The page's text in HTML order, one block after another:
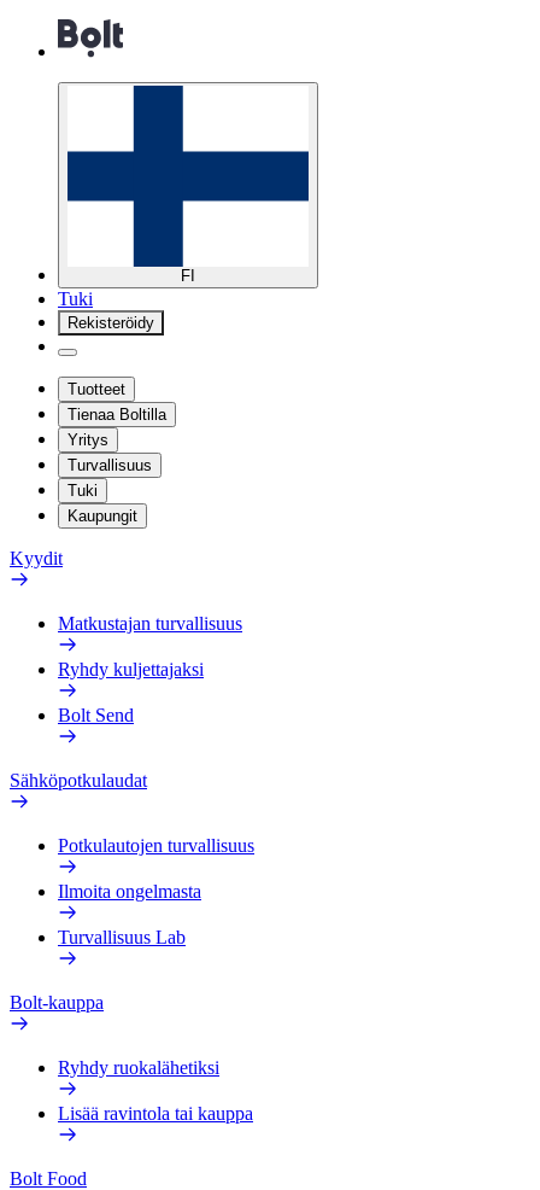
FI
Tuki
Rekisteröidy
Tuotteet
Tienaa Boltilla
Yritys
Turvallisuus
Tuki
Kaupungit
Kyydit
Matkustajan turvallisuus
Ryhdy kuljettajaksi
Bolt Send
Sähköpotkulaudat
Potkulautojen turvallisuus
Ilmoita ongelmasta
Turvallisuus Lab
Bolt-kauppa
Ryhdy ruokalähetiksi
Lisää ravintola tai kauppa
Bolt Food